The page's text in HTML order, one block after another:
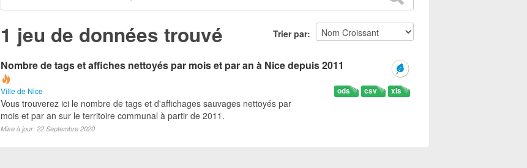
Trier par
1 jeu de données trouvé
Nombre de tags et affiches nettoyés par mois et par an à Nice depuis 2011
Ville de Nice xls
csv
ods
Vous trouverez ici le nombre de tags et d'affichages sauvages nettoyés par
mois et par an sur le territoire communal à partir de 2011.
Mise à jour: 22 Septembre 2020